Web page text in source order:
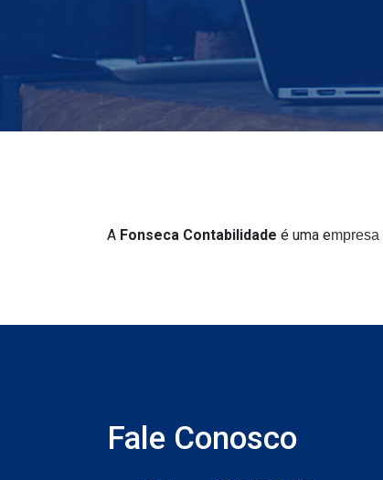
A Fonseca Contabilidade é uma e
Fale Conosco